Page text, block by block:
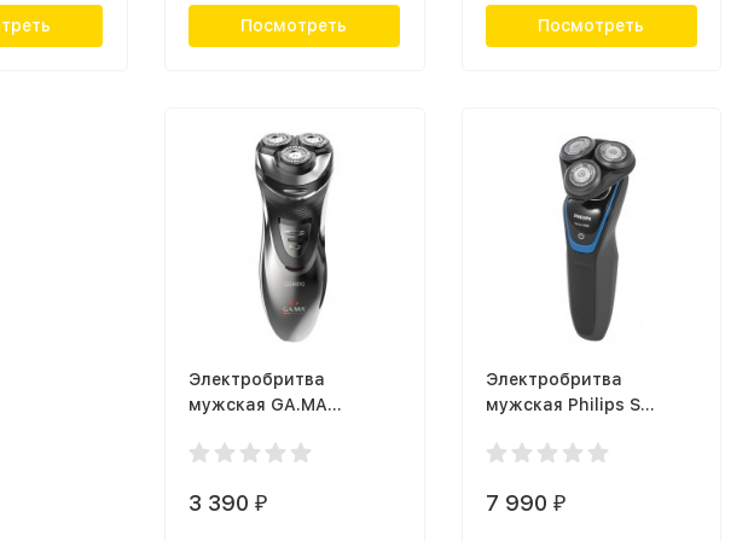
Посмотреть Посмотреть
Электробритва
мужская GA.MA
3 390 ₽
Электробритва
мужская Philips S
7 990 ₽